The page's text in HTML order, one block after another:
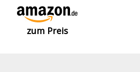
zum Preis